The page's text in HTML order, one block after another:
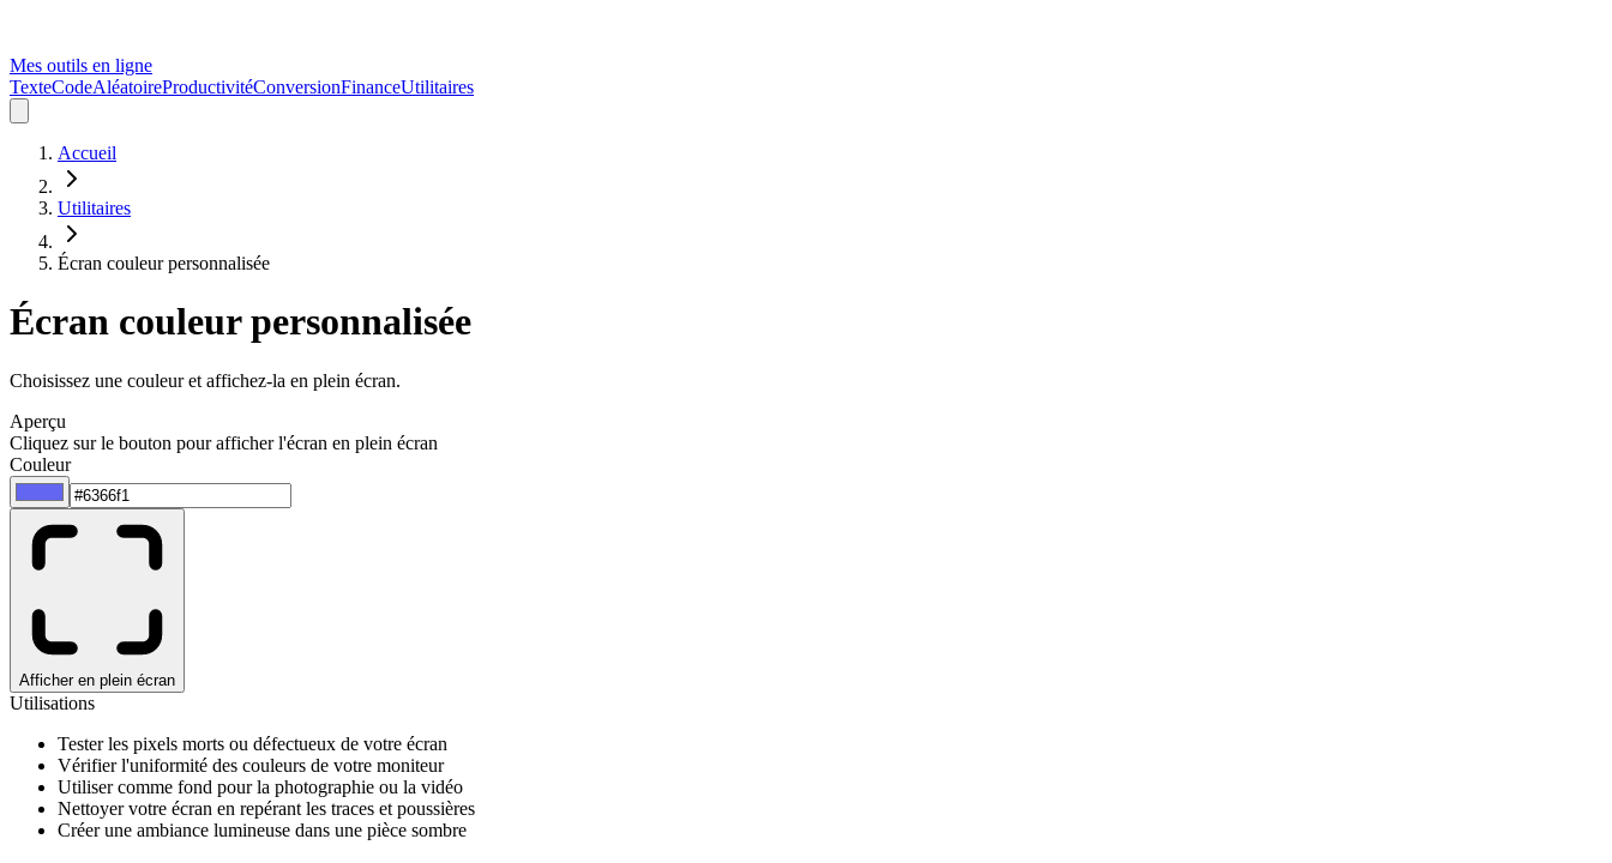
Mes outils en ligne
TexteCodeAléatoireProductivitéConversionFinanceUtilitaires
Accueil
Utilitaires
Écran couleur personnalisée
Écran couleur personnalisée
Choisissez une couleur et affichez-la en plein écran.
Aperçu
Cliquez sur le bouton pour afficher l'écran en plein écran
Couleur
Afficher en plein écran
Utilisations
Tester les pixels morts ou défectueux de votre écran
Vérifier l'uniformité des couleurs de votre moniteur
Utiliser comme fond pour la photographie ou la vidéo
Nettoyer votre écran en repérant les traces et poussières
Créer une ambiance lumineuse dans une pièce sombre